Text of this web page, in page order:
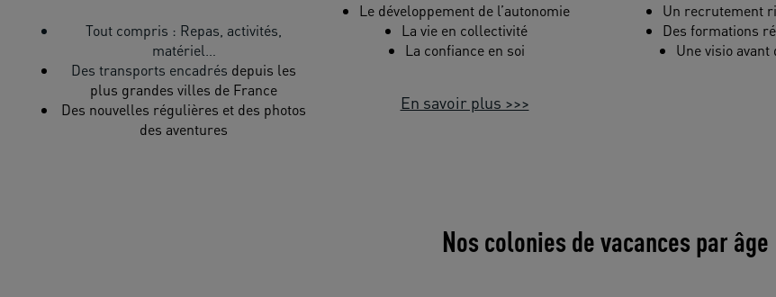
Tout compris : Repas, activités,
matériel…
Des transports encadrés depuis les
plus grandes villes de France
Des nouvelles régulières et des photos
des aventures
Le développement de l’autonomie
La vie en collectivité
La confiance en soi
En savoir plus >>>
Un recrutement
Des formations
Une visio avant
Nos colonies de vacances par âge